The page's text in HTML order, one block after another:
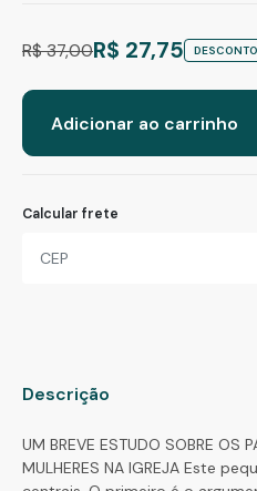
R$ 37,00R$ 27,75
Adicionar ao carrinho
Calcular frete
Descrição
UM BREVE ESTUDO SOBRE OS
MULHERES NA IGREJA Este